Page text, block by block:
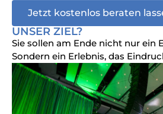
Jetzt kostenlos beraten
UNSER ZIEL?
Sie sollen am Ende nicht nur ein
Sondern ein Erlebnis, das